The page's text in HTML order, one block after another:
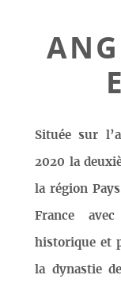
Située sur
2020 la
la région
France
historique et
la dynastie